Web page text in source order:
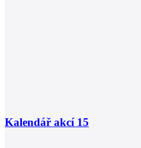
Kalendář akcí 15